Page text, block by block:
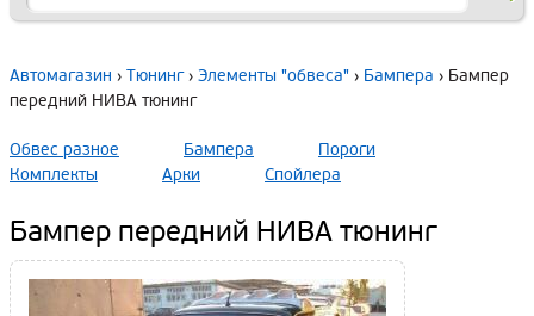
Автомагазин › Тюнинг› Элементы "обвеса" › Бампера › Бампер
передний НИВА тюнинг
Обвес разное Бампера
Пороги
Комплекты
Арки Спойлера
Бампер передний НИВА тюнинг